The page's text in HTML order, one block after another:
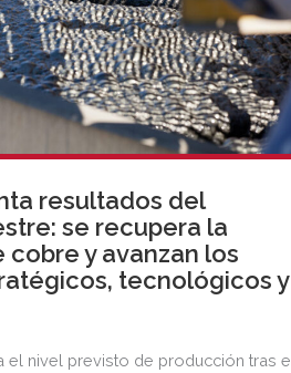
resultados del
se recupera la
y avanzan los
tecnológicos y
el nivel previsto de producción tras